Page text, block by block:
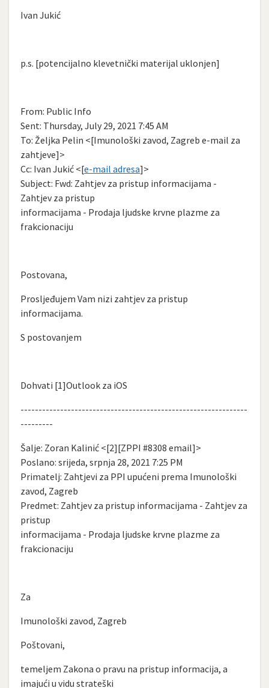
Ivan Jukić
p.s. [potencijalno klevetnički materijal uklonjen]
From: Public Info
Sent: Thursday, July 29, 2021 7:45 AM
To: Željka Pelin <[Imunološki zavod, Zagreb e-mail za
zahtjeve]>
Cc: Ivan Jukić <[e-mail adresa]>
Subject: Fwd: Zahtjev za pristup informacijama -
Zahtjev za pristup
informacijama - Prodaja ljudske krvne plazme za
frakcionaciju
Postovana,
Prosljeđujem Vam nizi zahtjev za pristup
informacijama.
S postovanjem
Dohvati [1]Outlook za iOS
---------------------------------------------------------------
---------
Šalje: Zoran Kalinić <[2][ZPPI #8308 email]>
Poslano: srijeda, srpnja 28, 2021 7:25 PM
Primatelj: Zahtjevi za PPI upućeni prema Imunološki
zavod, Zagreb
Predmet: Zahtjev za pristup informacijama - Zahtjev za
pristup
informacijama - Prodaja ljudske krvne plazme za
frakcionaciju
Za
Imunološki zavod, Zagreb
Poštovani,
temeljem Zakona o pravu na pristup informacija, a
imajući u vidu strateški